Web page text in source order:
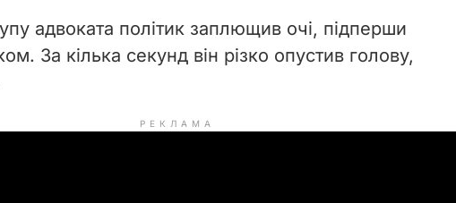
адвоката політик заплющив очі, підперши
За кілька секунд він різко опустив голову,
РЕКЛАМА